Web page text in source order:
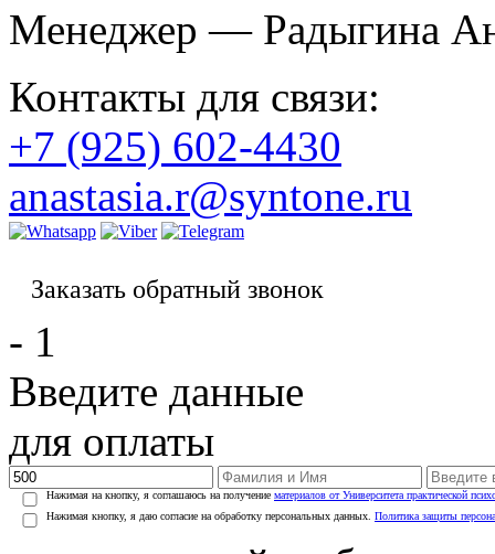
Менеджер — Радыгина
Контакты для связи:
+7 (925) 602-4430
anastasia.r@syntone.ru
Заказать обратный звонок
- 1
Введите данные
для оплаты
Нажимая на кнопку, я соглашаюсь на получение материалов от Университета практической
Нажимая кнопку, я даю согласие на обработку персональных данных. Политика защиты